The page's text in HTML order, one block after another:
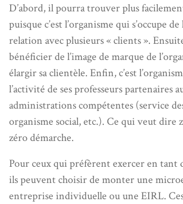
D’abord, il pourra trouver plus
puisque c’est l’organisme qui s’occupe
relation avec plusieurs « clients ».
bénéficier de l’image de marque de
élargir sa clientèle. Enfin, c’est
l’activité de ses professeurs partenaires
administrations compétentes (service
organisme social, etc.). Ce qui veut dire
zéro démarche.
Pour ceux qui préfèrent exercer en tant
ils peuvent choisir de monter une
entreprise individuelle ou une EIRL.